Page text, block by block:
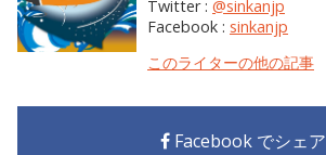
Twitter : @sinkanjp
Facebook : sinkanjp
このライターの他の記事
Facebook でシェア